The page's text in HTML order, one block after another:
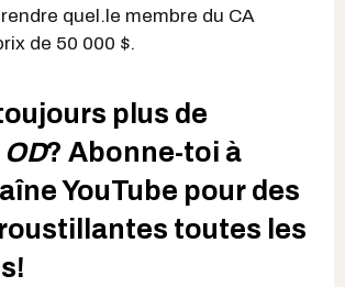
quel.le membre du CA
de 50 000 $.
plus de
OD? Abonne-toi à
YouTube pour des
toutes les